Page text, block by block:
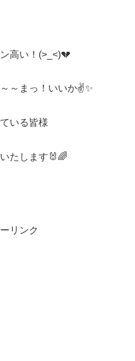
高い！(>_<)💔
～まっ！いいか✌✨
いる皆様
たします🐰🌈
リンク